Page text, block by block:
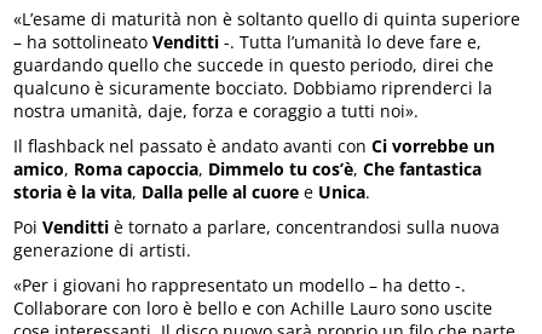
«L’esame di maturità non è soltanto quello di quinta superiore
– ha sottolineatoVenditti -. Tutta l’umanità lo deve fare e,
guardando quello che succede in questo periodo, direi che
qualcuno è sicuramente bocciato. Dobbiamo riprenderci la
nostra umanità, daje, forza e coraggio a tutti noi».
Il flashback nel passato è andato avanti conCi vorrebbe un
amico, Roma capoccia, Dimmelo tu cos’è,Che fantastica
storia è la vita, Dalla pelle al cuore e Unica.
PoiVenditti è tornato a parlare, concentrandosi sulla nuova
generazione di artisti.
«Per i giovani ho rappresentato un modello – ha detto -.
Collaborare con loro è bello e con Achille Lauro sono uscite